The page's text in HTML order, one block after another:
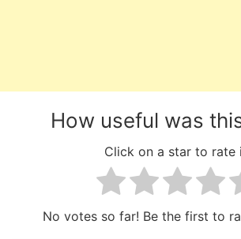
How useful was
Click on a star to rate
No votes so far! Be the first to